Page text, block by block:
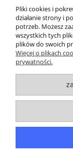
Sklep internetowy
718 Gdańsk |
Pliki cookies i
działanie strony i
potrzeb. Możesz
wszystkich tych
plików do swoich
Więcej o plikach
prywatności.